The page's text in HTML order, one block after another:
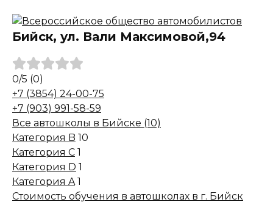
Бийск, ул. Вали Максимовой,94
0/5 (0)
+7 (3854) 24-00-75
+7 (903) 991-58-59
Все автошколы в Бийске (10)
Категория B 10
Категория C 1
Категория D 1
Категория A 1
Стоимость обучения в автошколах в г. Бийск